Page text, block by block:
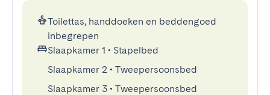
Toilettas, handdoeken en beddengoed
inbegrepen
Slaapkamer 1 • Stapelbed
Slaapkamer 2 • Tweepersoonsbed
Slaapkamer 3 • Tweepersoonsbed